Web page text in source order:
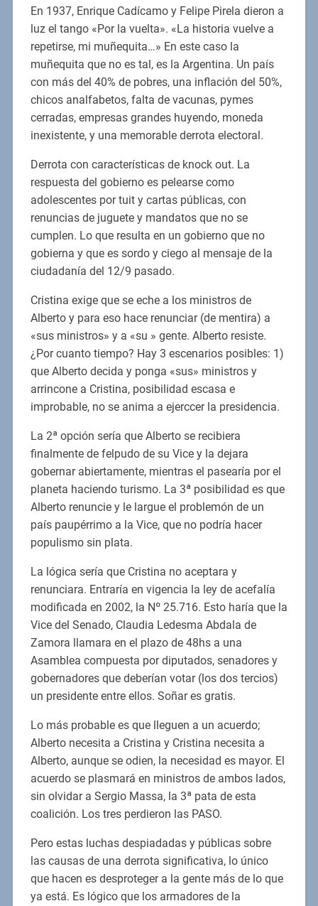
En 1937, Enrique Cadícamo y Felipe Pirela dieron a
luz el tango «Por la vuelta». «La historia vuelve a
repetirse, mi muñequita…» En este caso la
muñequita que no es tal, es la Argentina. Un país
con más del 40% de pobres, una inflación del 50%,
chicos analfabetos, falta de vacunas, pymes
cerradas, empresas grandes huyendo, moneda
inexistente, y una memorable derrota electoral.
Derrota con características de knock out. La
respuesta del gobierno es pelearse como
adolescentes por tuit y cartas públicas, con
renuncias de juguete y mandatos que no se
cumplen. Lo que resulta en un gobierno que no
gobierna y que es sordo y ciego al mensaje de la
ciudadanía del 12/9 pasado.
Cristina exige que se eche a los ministros de
Alberto y para eso hace renunciar (de mentira) a
«sus ministros» y a «su » gente. Alberto resiste.
¿Por cuanto tiempo? Hay 3 escenarios posibles: 1)
que Alberto decida y ponga «sus» ministros y
arrincone a Cristina, posibilidad escasa e
improbable, no se anima a ejerccer la presidencia.
La 2ª opción sería que Alberto se recibiera
finalmente de felpudo de su Vice y la dejara
gobernar abiertamente, mientras el pasearía por el
planeta haciendo turismo. La 3ª posibilidad es que
Alberto renuncie y le largue el problemón de un
país paupérrimo a la Vice, que no podría hacer
populismo sin plata.
La lógica sería que Cristina no aceptara y
renunciara. Entraría en vigencia la ley de acefalía
modificada en 2002, la Nº 25.716. Esto haría que la
Vice del Senado, Claudia Ledesma Abdala de
Zamora llamara en el plazo de 48hs a una
Asamblea compuesta por diputados, senadores y
gobernadores que deberían votar (los dos tercios)
un presidente entre ellos. Soñar es gratis.
Lo más probable es que lleguen a un acuerdo;
Alberto necesita a Cristina y Cristina necesita a
Alberto, aunque se odien, la necesidad es mayor. El
acuerdo se plasmará en ministros de ambos lados,
sin olvidar a Sergio Massa, la 3ª pata de esta
coalición. Los tres perdieron las PASO.
Pero estas luchas despiadadas y públicas sobre
las causas de una derrota significativa, lo único
que hacen es desproteger a la gente más de lo que
ya está. Es lógico que los armadores de la